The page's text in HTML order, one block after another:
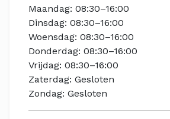
Maandag: 08:30–16:00
Dinsdag: 08:30–16:00
Woensdag: 08:30–16:00
Donderdag: 08:30–16:00
Vrijdag: 08:30–16:00
Zaterdag: Gesloten
Zondag: Gesloten